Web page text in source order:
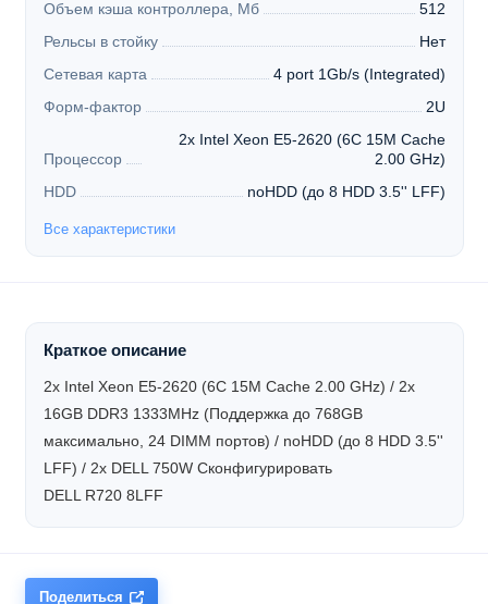
Объем кэша контроллера, Мб
512
Рельсы в стойку
Нет
Сетевая карта
4 port 1Gb/s (Integrated)
Форм-фактор
2U
Процессор
2x Intel Xeon E5-2620 (6C 15M Cache
2.00 GHz)
HDD
noHDD (до 8 HDD 3.5'' LFF)
Все характеристики
Краткое описание
2x Intel Xeon E5-2620 (6C 15M Cache 2.00 GHz) / 2x
16GB DDR3 1333MHz (Поддержка до 768GB
максимально, 24 DIMM портов) / noHDD (до 8 HDD 3.5''
LFF) / 2x DELL 750W Сконфигурировать
DELL R720 8LFF
Поделиться